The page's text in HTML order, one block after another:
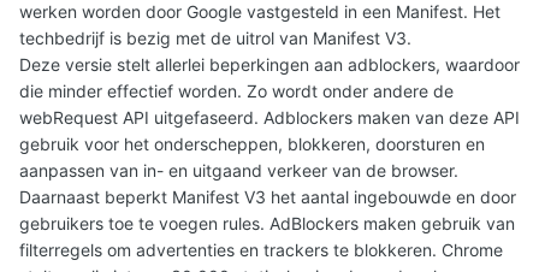
werken worden door Google vastgesteld in een Manifest. Het
techbedrijf is bezig met de uitrol van Manifest V3.
Deze versie stelt allerlei beperkingen aan adblockers, waardoor
die minder effectief worden. Zo wordt onder andere de
webRequest API uitgefaseerd. Adblockers maken van deze API
gebruik voor het onderscheppen, blokkeren, doorsturen en
aanpassen van in- en uitgaand verkeer van de browser.
Daarnaast beperkt Manifest V3 het aantal ingebouwde en door
gebruikers toe te voegen rules. AdBlockers maken gebruik van
filterregels om advertenties en trackers te blokkeren. Chrome